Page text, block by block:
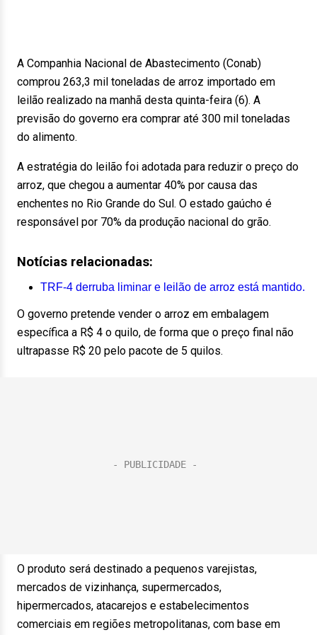
A Companhia Nacional de Abastecimento (Conab)
comprou 263,3 mil toneladas de arroz importado em
leilão realizado na manhã desta quinta-feira (6). A
previsão do governo era comprar até 300 mil toneladas
do alimento.
A estratégia do leilão foi adotada para reduzir o preço do
arroz, que chegou a aumentar 40% por causa das
enchentes no Rio Grande do Sul. O estado gaúcho é
responsável por 70% da produção nacional do grão.
Notícias relacionadas:
TRF-4 derruba liminar e leilão de arroz está mantido.
O governo pretende vender o arroz em embalagem
específica a R$ 4 o quilo, de forma que o preço final não
ultrapasse R$ 20 pelo pacote de 5 quilos.
O produto será destinado a pequenos varejistas,
mercados de vizinhança, supermercados,
hipermercados, atacarejos e estabelecimentos
comerciais em regiões metropolitanas, com base em